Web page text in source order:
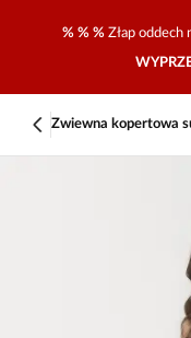
% % % Złap oddech
Zwiewna kopertowa